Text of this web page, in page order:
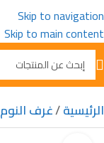
Skip to navigation
Skip to main content
الرئيسية غرف النوم